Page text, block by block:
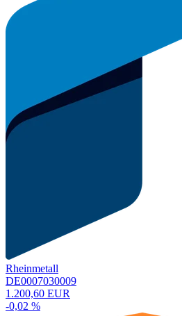
Rheinmetall
DE0007030009
1.200,60 EUR
-0,02 %